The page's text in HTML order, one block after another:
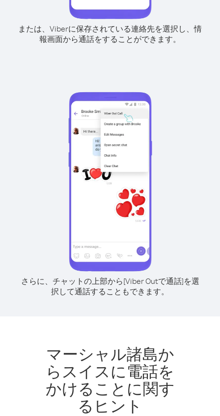
または、Viberに保存されている連絡先を選択し、情
報画面から通話をすることができます。
さらに、チャットの上部から[Viber Outで通話]を選
択して通話することもできます。
マーシャル諸島か
らスイスに電話を
かけることに関す
るヒント